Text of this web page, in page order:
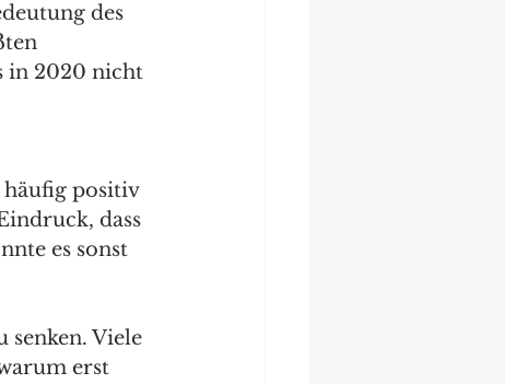
des
in 2020 nicht
häufig positiv
dass
es sonst
senken. Viele
erst